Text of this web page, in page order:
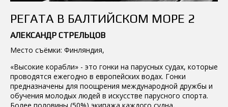
РЕГАТА В БАЛТИЙСКОМ МОРЕ 2
АЛЕКСАНДР СТРЕЛЬЦОВ
Место съёмки: Финляндия,
«Высокие корабли» - это гонки на парусных судах, которые
проводятся ежегодно в европейских водах. Гонки
предназначены для поощрения международной дружбы и
обучения молодых людей в искусстве парусного спорта.
Более половины (50%) экипажа каждого судна,